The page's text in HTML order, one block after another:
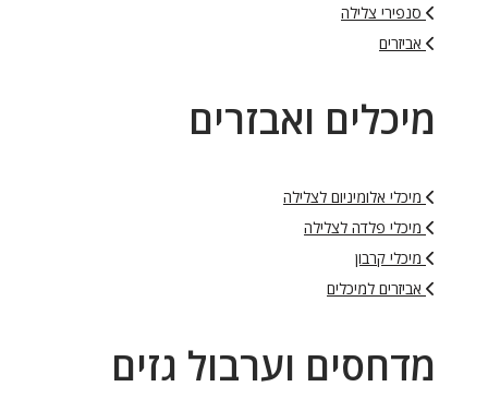
סנפירי צלילה
אביזרים
מיכלים ואבזרים
מיכלי אלומיניום לצלילה
מיכלי פלדה לצלילה
מיכלי קרבון
אביזרים למיכלים
מדחסים וערבול גזים